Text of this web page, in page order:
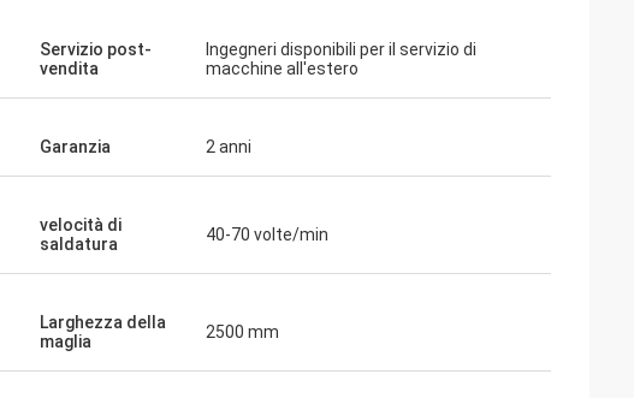
Servizio post-
vendita
Ingegneri disponibili per il servizio di
macchine all'estero
Garanzia 2 anni
velocità di
saldatura
40-70 volte/min
Larghezza della
maglia
2500 mm